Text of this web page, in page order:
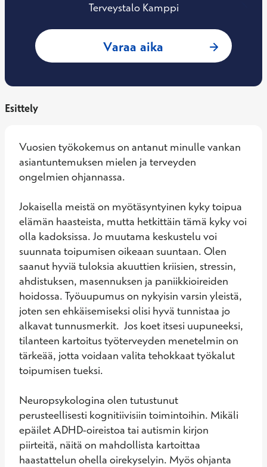
Terveystalo Kamppi
Varaa aika : Maija
Esittely
Vuosien työkokemus on antanut minulle vankan
asiantuntemuksen mielen ja terveyden
ongelmien ohjannassa.
Jokaisella meistä on myötäsyntyinen kyky toipua
elämän haasteista, mutta hetkittäin tämä kyky voi
olla kadoksissa. Jo muutama keskustelu voi
suunnata toipumisen oikeaan suuntaan. Olen
saanut hyviä tuloksia akuuttien kriisien, stressin,
ahdistuksen, masennuksen ja paniikkioireiden
hoidossa. Työuupumus on nykyisin varsin yleistä,
joten sen ehkäisemiseksi olisi hyvä tunnistaa jo
alkavat tunnusmerkit.  Jos koet itsesi uupuneeksi,
tilanteen kartoitus työterveyden menetelmin on
tärkeää, jotta voidaan valita tehokkaat työkalut
toipumisen tueksi.
Neuropsykologina olen tutustunut
perusteellisesti kognitiivisiin toimintoihin. Mikäli
epäilet ADHD-oireistoa tai autismin kirjon
piirteitä, näitä on mahdollista kartoittaa
haastattelun ohella oirekyselyin. Myös ohjanta